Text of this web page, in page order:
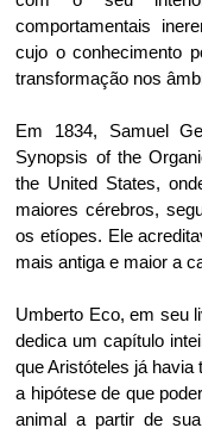
comportamentais
cujo o conhecimento
transformação nos
Em 1834, Samuel
Synopsis of the
the United States,
maiores cérebros,
os etíopes. Ele
mais antiga e maior a
Umberto Eco, em seu
dedica um capítulo
que Aristóteles já
a hipótese de que
animal a partir de